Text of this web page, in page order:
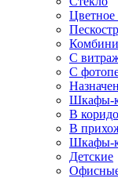
Цветное
С
С
Шкафы-
В
В
Шкафы-
Детские